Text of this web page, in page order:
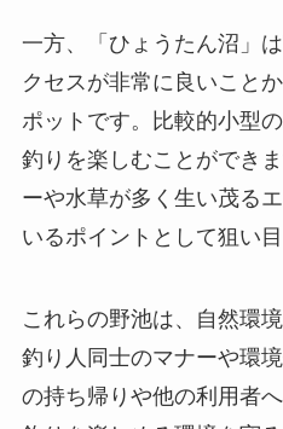
一方、「ひょうたん沼」
クセスが非常に良いこと
ポットです。比較的小型
釣りを楽しむことができ
ーや水草が多く生い茂る
いるポイントとして狙い目
これらの野池は、自然環
釣り人同士のマナーや環
の持ち帰りや他の利用者